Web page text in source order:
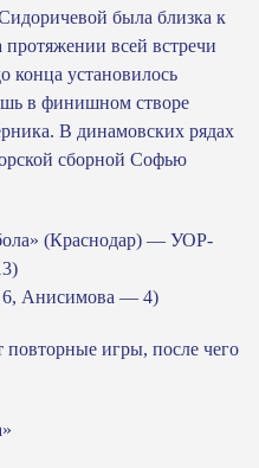
была близка к
протяжении всей встречи
конца установилось
в финишном створе
В динамовских рядах
сборной Софью
(Краснодар) — УОР-
Анисимова — 4)
игры, после чего